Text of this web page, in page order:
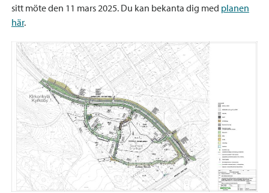
sitt möte den 11 mars 2025. Du kan bekanta dig med planen
här.